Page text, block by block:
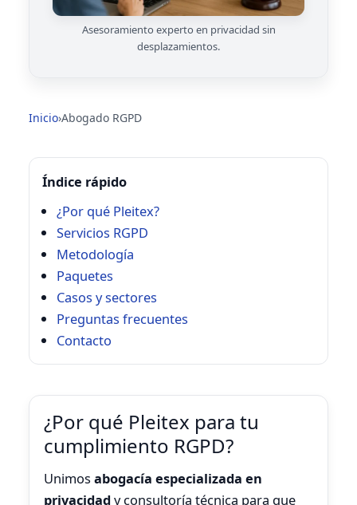
Asesoramiento experto en privacidad sin
desplazamientos.
Inicio›Abogado RGPD
Índice rápido
¿Por qué Pleitex?
Servicios RGPD
Metodología
Paquetes
Casos y sectores
Preguntas frecuentes
Contacto
¿Por qué Pleitex para tu
cumplimiento RGPD?
Unimos abogacía especializada en
privacidady consultoría técnica para que